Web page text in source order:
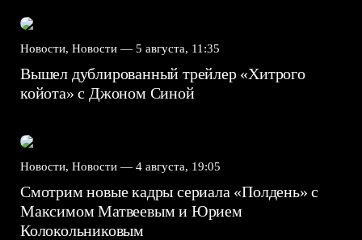
Новости, Новости — 5 августа, 11:35
Вышел дублированный трейлер «Хитрого
койота» с Джоном Синой
Новости, Новости — 4 августа, 19:05
Смотрим новые кадры сериала «Полдень» с
Максимом Матвеевым и Юрием
Колокольниковым